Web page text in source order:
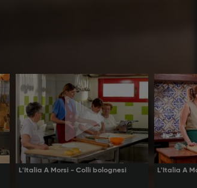
L'Italia A Morsi - Colli bolognesi L'Italia A